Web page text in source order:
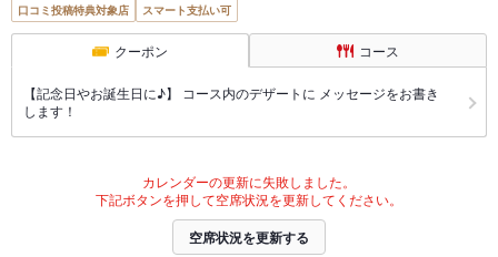
口コミ投稿特典対象店 スマート支払い可
クーポン コース
【記念日やお誕生日に♪】 コース内のデザートに メッセージをお書き
します！
カレンダーの更新に失敗しました。
下記ボタンを押して空席状況を更新してください。
空席状況を更新する